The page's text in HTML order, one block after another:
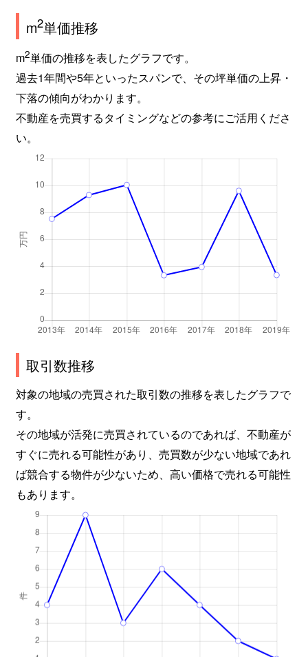
m2単価推移
m2単価の推移を表したグラフです。
過去1年間や5年といったスパンで、その坪単価の上昇・
下落の傾向がわかります。
不動産を売買するタイミングなどの参考にご活用くださ
い。
取引数推移
対象の地域の売買された取引数の推移を表したグラフで
す。
その地域が活発に売買されているのであれば、不動産が
すぐに売れる可能性があり、売買数が少ない地域であれ
ば競合する物件が少ないため、高い価格で売れる可能性
もあります。